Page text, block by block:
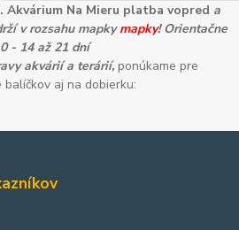
Na Mieru platba vopred a
v rozsahu mapkymapky! Orientačne
- 14 až 21 dní
akvárií a terárií, ponúkame pre
balíčkov aj na dobierku: